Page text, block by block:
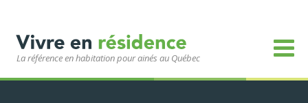
La référence en habitation pour ainés au Québec